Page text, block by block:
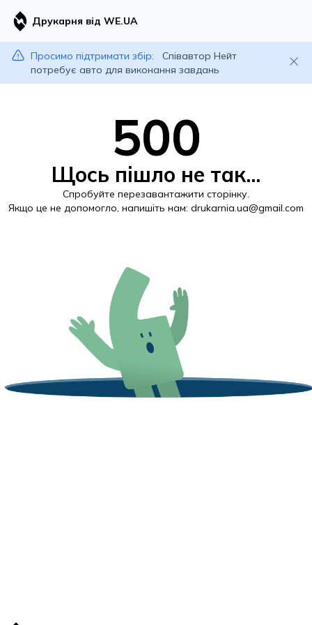
Друкарня від WE.UA
Просимо підтримати збір:
Співавтор Нейт
потребує авто для виконання завдань
500
Щось пішло не так...
Спробуйте перезавантажити сторінку.
Якщо це не допомогло, напишіть нам: drukarnia.ua@gmail.com